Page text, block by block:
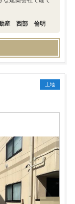
動産 西部 倫明
土地